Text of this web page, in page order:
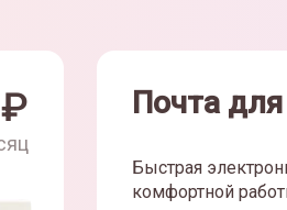
₽ Почта
Быстрая
комфортной